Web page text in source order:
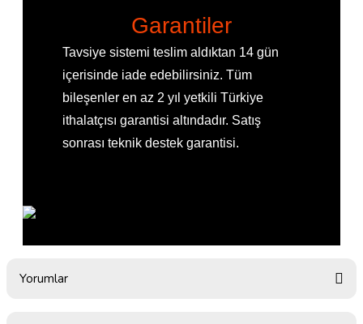
Garantiler
Tavsiye sistemi teslim aldıktan 14 gün
içerisinde iade edebilirsiniz. Tüm
bileşenler en az 2 yıl yetkili Türkiye
ithalatçısı garantisi altındadır. Satış
sonrası teknik destek garantisi.
Yorumlar